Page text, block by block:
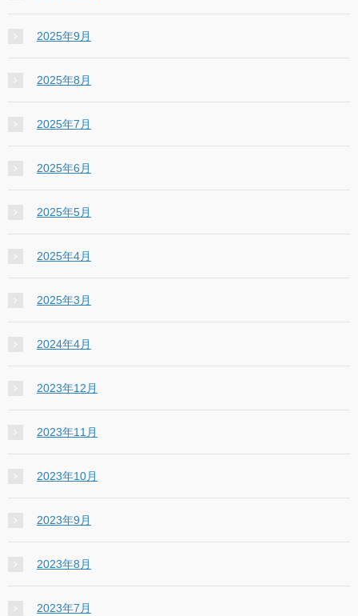
2025年9月
2025年8月
2025年7月
2025年6月
2025年5月
2025年4月
2025年3月
2024年4月
2023年12月
2023年11月
2023年10月
2023年9月
2023年8月
2023年7月